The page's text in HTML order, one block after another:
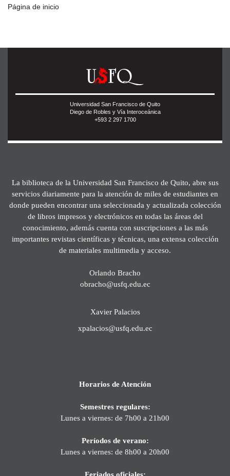
Página de inicio
Universidad San Francisco de Quito
Diego de Robles y Vía Interoceánica
+593 2 297 1700
La biblioteca de la Universidad San Francisco de Quito, abre sus
servicios diariamente para la atención de miles de estudiantes en
donde pueden encontrar una seleccionada y actualizada colección
de libros impresos y electrónicos en todas las áreas del
conocimiento, además cuenta con suscripciones a las más
importantes revistas científicas y técnicas, una extensa colección
de materiales multimedia y acceso.
Orlando Bracho
obracho@usfq.edu.ec
Xavier Palacios
xpalacios@usfq.edu.ec
Horarios de Atención
Semestres regulares:
Lunes a viernes: de 7h00 a 21h00
Períodos de verano:
Lunes a viernes: de 8h00 a 20h00
Feriados oficiales: